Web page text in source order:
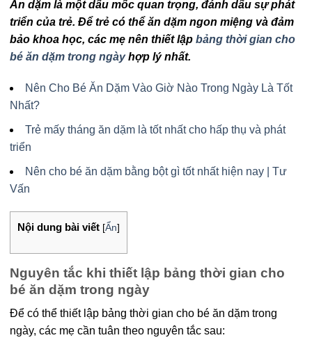
Ăn dặm là một dấu mốc quan trọng, đánh dấu sự phát
triển của trẻ. Để trẻ có thể ăn dặm ngon miệng và đảm
bảo khoa học, các mẹ nên thiết lập bảng thời gian cho
bé ăn dặm trong ngàyhợp lý nhất.
Nên Cho Bé Ăn Dặm Vào Giờ Nào Trong Ngày Là Tốt
Nhất?
Trẻ mấy tháng ăn dặm là tốt nhất cho hấp thụ và phát
triển
Nên cho bé ăn dặm bằng bột gì tốt nhất hiện nay | Tư
Vấn
Nội dung bài viết [Ẩn]
Nguyên tắc khi thiết lập bảng thời gian cho
bé ăn dặm trong ngày
Để có thể thiết lập bảng thời gian cho bé ăn dặm trong
ngày, các mẹ cần tuân theo nguyên tắc sau: